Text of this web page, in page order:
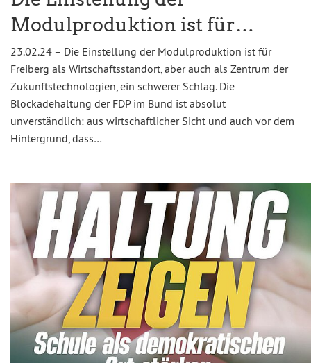
Modulproduktion ist für…
23.02.24 – Die Einstellung der Modulproduktion ist für
Freiberg als Wirtschaftsstandort, aber auch als Zentrum der
Zukunftstechnologien, ein schwerer Schlag. Die
Blockadehaltung der FDP im Bund ist absolut
unverständlich: aus wirtschaftlicher Sicht und auch vor dem
Hintergrund, dass…